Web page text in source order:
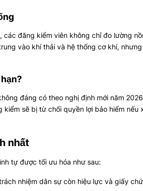
đăng kiểm viên không chỉ đo lường
vào khí thải và hệ thống cơ khí,
đáng có theo nghị định mới năm
sẽ bị từ chối quyền lợi bảo hiểm nếu
nhất
tự được tối ưu hóa như sau:
nhiệm dân sự còn hiệu lực và giấy